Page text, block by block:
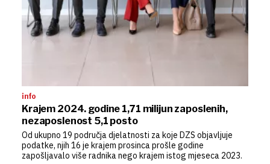
info
Krajem 2024. godine 1,71 milijun zaposlenih,
nezaposlenost 5,1 posto
Od ukupno 19 područja djelatnosti za koje DZS objavljuje
podatke, njih 16 je krajem prosinca prošle godine
zapošljavalo više radnika nego krajem istog mjeseca 2023.